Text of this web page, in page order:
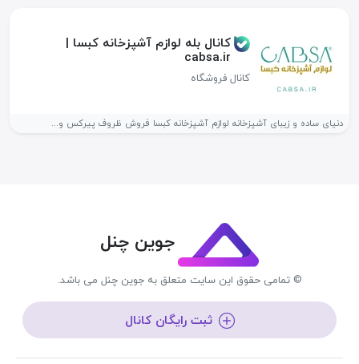
کانال بله لوازم آشپزخانه کبسا |
cabsa.ir
کانال فروشگاه
دنیای ساده و زیبای آشپزخانه لوازم آشپزخانه کبسا فروش ظروف پیرکس و...
جوین چنل
© تمامی حقوق این سایت متعلق به جوین چنل می باشد.
ثبت رایگان کانال